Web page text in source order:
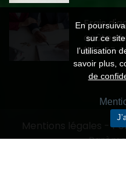
Frais
coûte
15-07-
-
Barème
En
sur ce
l’utilisation
savoir plus,
de